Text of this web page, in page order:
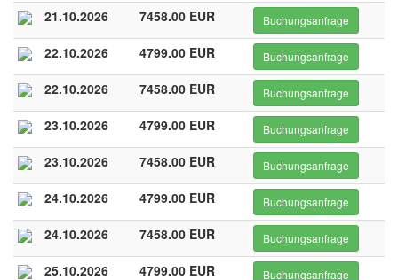
21.10.2026 7458.00 EUR Buchungsanfrage
22.10.2026 4799.00 EUR Buchungsanfrage
22.10.2026 7458.00 EUR Buchungsanfrage
23.10.2026 4799.00 EUR Buchungsanfrage
23.10.2026 7458.00 EUR Buchungsanfrage
24.10.2026 4799.00 EUR Buchungsanfrage
24.10.2026 7458.00 EUR Buchungsanfrage
25.10.2026 4799.00 EUR Buchungsanfrage